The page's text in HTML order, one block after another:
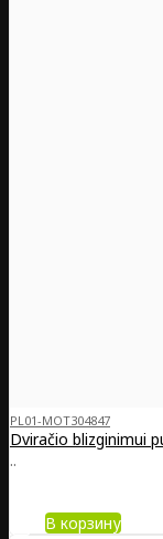
PL01-MOT304847
Dviračio blizginimui
..
В корзину